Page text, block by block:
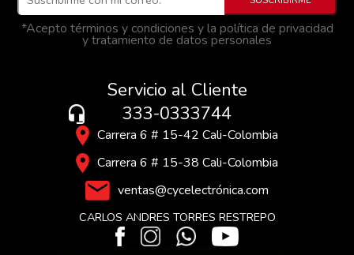
*Acepto términos y condiciones y la política de privacidad
y tratamiento de datos personales
Servicio al Cliente
333-0333744
Carrera 6 # 15-42 Cali-Colombia
Carrera 6 # 15-38 Cali-Colombia
ventas@cycelectrónica.com
CARLOS ANDRES TORRES RESTREPO